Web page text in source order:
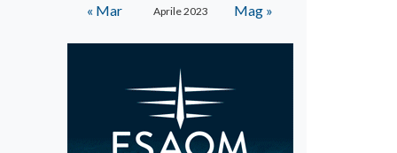
Aprile 2023
« Mar Mag »